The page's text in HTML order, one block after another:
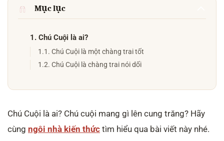
Mục lục
1. Chú Cuội là ai?
1.1. Chú Cuội là một chàng trai tốt
1.2. Chú Cuội là chàng trai nói dối
Chú Cuội là ai? Chú cuội mang gì lên cung trăng? Hãy
cùng ngôi nhà kiến thức tìm hiểu qua bài viết này nhé.